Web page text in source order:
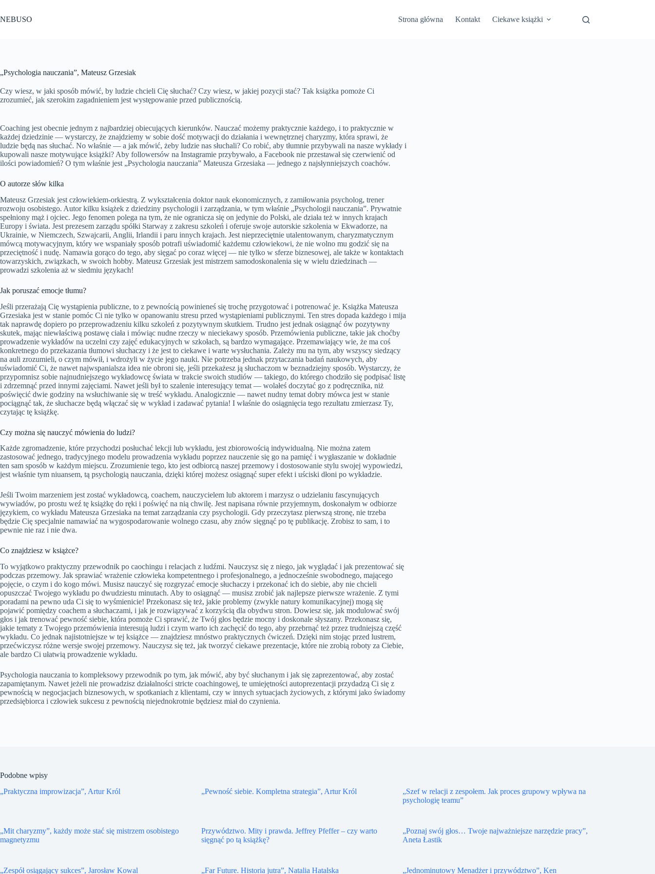
treści
NEBUSO Strona główna Kontakt Ciekawe książki
„Psychologia nauczania”, Mateusz Grzesiak
Czy wiesz, w jaki sposób mówić, by ludzie chcieli Cię słuchać? Czy wiesz, w jakiej pozycji stać? Tak książka pomoże Ci
zrozumieć, jak szerokim zagadnieniem jest występowanie przed publicznością.
Coaching jest obecnie jednym z najbardziej obiecujących kierunków. Nauczać możemy praktycznie każdego, i to praktycznie w
każdej dziedzinie — wystarczy, że znajdziemy w sobie dość motywacji do działania i wewnętrznej charyzmy, która sprawi, że
ludzie będą nas słuchać. No właśnie — a jak mówić, żeby ludzie nas słuchali? Co robić, aby tłumnie przybywali na nasze wykłady i
kupowali nasze motywujące książki? Aby followersów na Instagramie przybywało, a Facebook nie przestawał się czerwienić od
ilości powiadomień? O tym właśnie jest „Psychologia nauczania” Mateusza Grzesiaka — jednego z najsłynniejszych coachów.
O autorze słów kilka
Mateusz Grzesiak jest człowiekiem-orkiestrą. Z wykształcenia doktor nauk ekonomicznych, z zamiłowania psycholog, trener
rozwoju osobistego. Autor kilku książek z dziedziny psychologii i zarządzania, w tym właśnie „Psychologii nauczania”. Prywatnie
spełniony mąż i ojciec. Jego fenomen polega na tym, że nie ogranicza się on jedynie do Polski, ale działa też w innych krajach
Europy i świata. Jest prezesem zarządu spółki Starway z zakresu szkoleń i oferuje swoje autorskie szkolenia w Ekwadorze, na
Ukrainie, w Niemczech, Szwajcarii, Anglii, Irlandii i paru innych krajach. Jest nieprzeciętnie utalentowanym, charyzmatycznym
mówcą motywacyjnym, który we wspaniały sposób potrafi uświadomić każdemu człowiekowi, że nie wolno mu godzić się na
przeciętność i nudę. Namawia gorąco do tego, aby sięgać po coraz więcej — nie tylko w sferze biznesowej, ale także w kontaktach
towarzyskich, związkach, w swoich hobby. Mateusz Grzesiak jest mistrzem samodoskonalenia się w wielu dziedzinach —
prowadzi szkolenia aż w siedmiu językach!
Jak poruszać emocje tłumu?
Jeśli przerażają Cię wystąpienia publiczne, to z pewnością powinieneś się trochę przygotować i potrenować je. Książka Mateusza
Grzesiaka jest w stanie pomóc Ci nie tylko w opanowaniu stresu przed wystąpieniami publicznymi. Ten stres dopada każdego i mija
tak naprawdę dopiero po przeprowadzeniu kilku szkoleń z pozytywnym skutkiem. Trudno jest jednak osiągnąć ów pozytywny
skutek, mając niewłaściwą postawę ciała i mówiąc nudne rzeczy w nieciekawy sposób. Przemówienia publiczne, takie jak choćby
prowadzenie wykładów na uczelni czy zajęć edukacyjnych w szkołach, są bardzo wymagające. Przemawiający wie, że ma coś
konkretnego do przekazania tłumowi słuchaczy i że jest to ciekawe i warte wysłuchania. Zależy mu na tym, aby wszyscy siedzący
na auli zrozumieli, o czym mówił, i wdrożyli w życie jego nauki. Nie potrzeba jednak przytaczania badań naukowych, aby
uświadomić Ci, że nawet najwspanialsza idea nie obroni się, jeśli przekażesz ją słuchaczom w beznadziejny sposób. Wystarczy, że
przypomnisz sobie najnudniejszego wykładowcę świata w trakcie swoich studiów — takiego, do którego chodziło się podpisać listę
i zdrzemnąć przed innymi zajęciami. Nawet jeśli był to szalenie interesujący temat — wolałeś doczytać go z podręcznika, niż
poświęcić dwie godziny na wsłuchiwanie się w treść wykładu. Analogicznie — nawet nudny temat dobry mówca jest w stanie
pociągnąć tak, że słuchacze będą włączać się w wykład i zadawać pytania! I właśnie do osiągnięcia tego rezultatu zmierzasz Ty,
czytając tę książkę.
Czy można się nauczyć mówienia do ludzi?
Każde zgromadzenie, które przychodzi posłuchać lekcji lub wykładu, jest zbiorowością indywidualną. Nie można zatem
zastosować jednego, tradycyjnego modelu prowadzenia wykładu poprzez nauczenie się go na pamięć i wygłaszanie w dokładnie
ten sam sposób w każdym miejscu. Zrozumienie tego, kto jest odbiorcą naszej przemowy i dostosowanie stylu swojej wypowiedzi,
jest właśnie tym niuansem, tą psychologią nauczania, dzięki której możesz osiągnąć super efekt i uściski dłoni po wykładzie.
Jeśli Twoim marzeniem jest zostać wykładowcą, coachem, nauczycielem lub aktorem i marzysz o udzielaniu fascynujących
wywiadów, po prostu weź tę książkę do ręki i poświęć na nią chwilę. Jest napisana równie przyjemnym, doskonałym w odbiorze
językiem, co wykładu Mateusza Grzesiaka na temat zarządzania czy psychologii. Gdy przeczytasz pierwszą stronę, nie trzeba
będzie Cię specjalnie namawiać na wygospodarowanie wolnego czasu, aby znów sięgnąć po tę publikację. Zrobisz to sam, i to
pewnie nie raz i nie dwa.
Co znajdziesz w książce?
To wyjątkowo praktyczny przewodnik po caochingu i relacjach z ludźmi. Nauczysz się z niego, jak wyglądać i jak prezentować się
podczas przemowy. Jak sprawiać wrażenie człowieka kompetentnego i profesjonalnego, a jednocześnie swobodnego, mającego
pojęcie, o czym i do kogo mówi. Musisz nauczyć się rozgryzać emocje słuchaczy i przekonać ich do siebie, aby nie chcieli
opuszczać Twojego wykładu po dwudziestu minutach. Aby to osiągnąć — musisz zrobić jak najlepsze pierwsze wrażenie. Z tymi
poradami na pewno uda Ci się to wyśmienicie! Przekonasz się też, jakie problemy (zwykle natury komunikacyjnej) mogą się
pojawić pomiędzy coachem a słuchaczami, i jak je rozwiązywać z korzyścią dla obydwu stron. Dowiesz się, jak modulować swój
głos i jak trenować pewność siebie, która pomoże Ci sprawić, że Twój głos będzie mocny i doskonale słyszany. Przekonasz się,
jakie tematy z Twojego przemówienia interesują ludzi i czym warto ich zachęcić do tego, aby przebrnąć też przez trudniejszą część
wykładu. Co jednak najistotniejsze w tej książce — znajdziesz mnóstwo praktycznych ćwiczeń. Dzięki nim stojąc przed lustrem,
przećwiczysz różne wersje swojej przemowy. Nauczysz się też, jak tworzyć ciekawe prezentacje, które nie zrobią roboty za Ciebie,
ale bardzo Ci ułatwią prowadzenie wykładu.
Psychologia nauczania to kompleksowy przewodnik po tym, jak mówić, aby być słuchanym i jak się zaprezentować, aby zostać
zapamiętanym. Nawet jeżeli nie prowadzisz działalności stricte coachingowej, te umiejętności autoprezentacji przydadzą Ci się z
pewnością w negocjacjach biznesowych, w spotkaniach z klientami, czy w innych sytuacjach życiowych, z którymi jako świadomy
przedsiębiorca i człowiek sukcesu z pewnością niejednokrotnie będziesz miał do czynienia.
Podobne wpisy
„Praktyczna improwizacja”, Artur Król
„Pewność siebie. Kompletna strategia”, Artur Król
„Szef w relacji z zespołem. Jak proces grupowy wpływa na
psychologię teamu”
„Mit charyzmy”, każdy może stać się mistrzem osobistego
magnetyzmu
Przywództwo. Mity i prawda. Jeffrey Pfeffer – czy warto
sięgnąć po tą książkę?
„Poznaj swój głos… Twoje najważniejsze narzędzie pracy”,
Aneta Łastik
„Zespół osiągający sukces”, Jarosław Kowal „Far Future. Historia jutra”, Natalia Hatalska „Jednominutowy Menadżer i przywództwo”, Ken